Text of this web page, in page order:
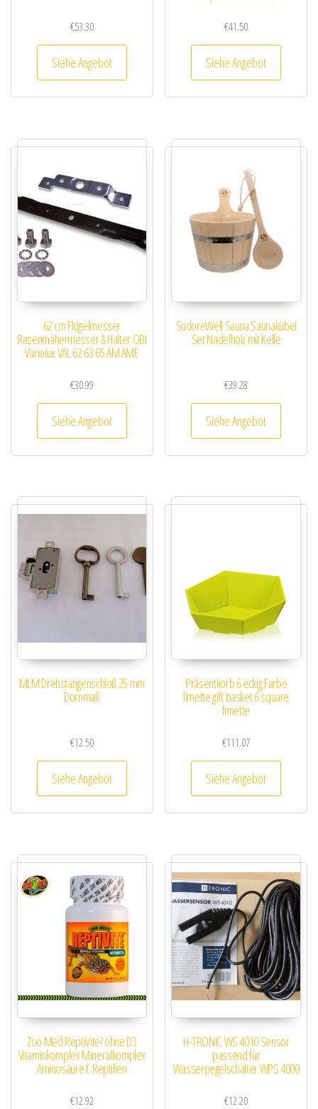
€53.30
Siehe Angebot
€41.50
Siehe Angebot
62 cm Flügelmesser
Rasenmähermesser & Halter OBI
Variolux VAL 62 63 65 AM AME
€30.99
Siehe Angebot
SudoreWell Sauna Saunakübel
Set Nadelholz mit Kelle
€39.28
Siehe Angebot
MLM Drehstangenschloß 25 mm
Dornmaß
€12.50
Siehe Angebot
Präsentkorb 6 eckig Farbe
limette gift basket 6 square
limette
€111.07
Siehe Angebot
Zoo Med ReptiVite? ohne D3
Vitaminkomplex Mineralkomplex
Aminosäure f. Reptilien
€12.92
H-TRONIC WS 4010 Sensor
passend für
Wasserpegelschalter WPS 4000
€12.20